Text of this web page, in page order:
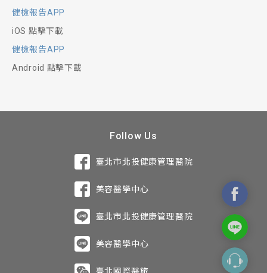
健檢報告APP
iOS 點擊下載
健檢報告APP
Android 點擊下載
Follow Us
臺北市北投健康管理醫院
美容醫學中心
臺北市北投健康管理醫院
美容醫學中心
臺北國際醫旅